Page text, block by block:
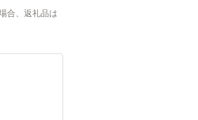
合、返礼品は